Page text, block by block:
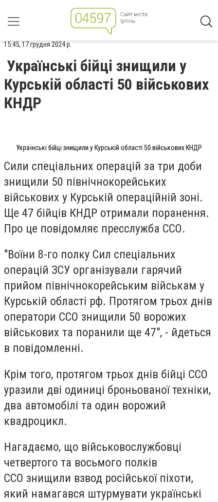
15:45, 17 грудня 2024 р.
Українські бійці знищили у
Курській області 50 військових
КНДР
Українські бійці знищили у Курській області 50 військових КНДР
Сили спеціальних операцій за три доби
знищили 50 північнокорейських
військових у Курській операційній зоні.
Ще 47 бійців КНДР отримали поранення.
Про це повідомляє пресслужба ССО.
"Воїни 8-го полку Сил спеціальних
операцій ЗСУ організували гарячий
прийом північнокорейським військам у
Курській області рф. Протягом трьох днів
оператори ССО знищили 50 ворожих
військових та поранили ще 47", - йдеться
в повідомленні.
Крім того, протягом трьох днів бійці ССО
уразили дві одиниці броньованої техніки,
два автомобілі та один ворожий
квадроцикл.
Нагадаємо, що військовослужбовці
четвертого та восьмого полків
ССО знищили взвод російської піхоти,
який намагався штурмувати українські